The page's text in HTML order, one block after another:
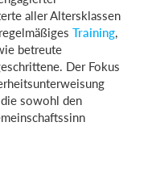
aller Altersklassen
Training,
betreute
Der Fokus
die sowohl den